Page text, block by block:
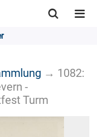
→ 1082:
-
Turm